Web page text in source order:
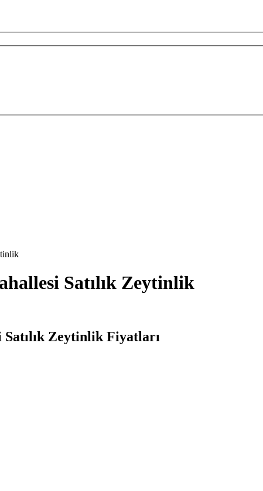
Satılık Zeytinlik
Zeytinlik Fiyatları